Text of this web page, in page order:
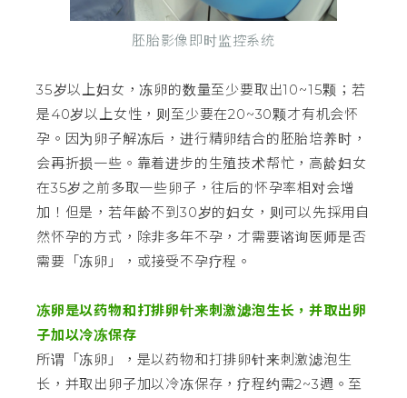
胚胎影像即时监控系统
35岁以上妇女，冻卵的数量至少要取出10~15颗；若
是40岁以上女性，则至少要在20~30颗才有机会怀
孕。因为卵子解冻后，进行精卵结合的胚胎培养时，
会再折损一些。靠着进步的生殖技术帮忙，高龄妇女
在35岁之前多取一些卵子，往后的怀孕率相对会增
加！但是，若年龄不到30岁的妇女，则可以先採用自
然怀孕的方式，除非多年不孕，才需要谘询医师是否
需要「冻卵」，或接受不孕疗程。
冻卵是以药物和打排卵针来刺激滤泡生长，并取出卵
子加以冷冻保存
所谓「冻卵」，是以药物和打排卵针来刺激滤泡生
长，并取出卵子加以冷冻保存，疗程约需2~3週。至